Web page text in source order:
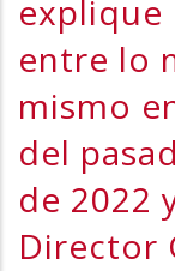
de
Navarra
en
que
los
con
en
las
Empresas
Públicas
explique
entre lo
mismo
del
de 2022
Director